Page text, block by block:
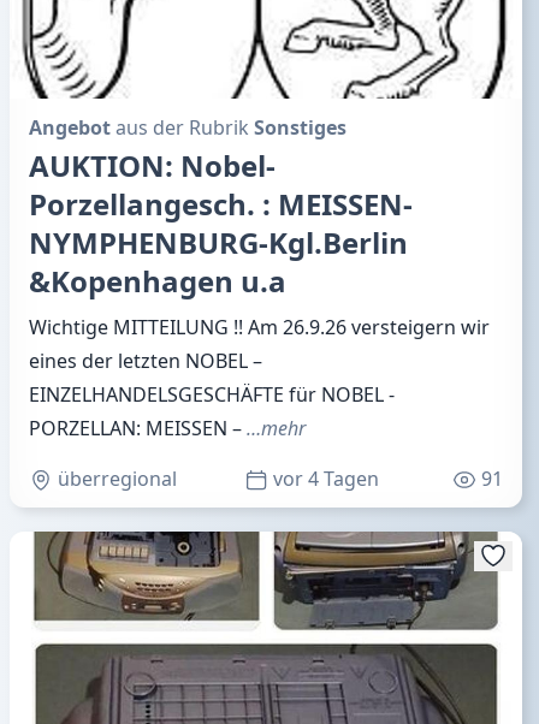
Angebotaus der Rubrik Sonstiges
AUKTION: Nobel-
Porzellangesch. : MEISSEN-
NYMPHENBURG-Kgl.Berlin
&Kopenhagen u.a
Wichtige MITTEILUNG !! Am 26.9.26 versteigern wir
eines der letzten NOBEL –
EINZELHANDELSGESCHÄFTE für NOBEL -
PORZELLAN: MEISSEN –…mehr
überregional
vor 4 Tagen 91